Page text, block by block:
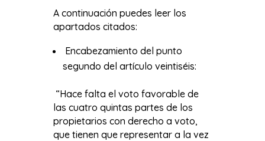
A continuación puedes leer los
apartados citados:
Encabezamiento del punto
segundo del artículo veintiséis:
“Hace falta el voto favorable de
las cuatro quintas partes de los
propietarios con derecho a voto,
que tienen que representar a la vez